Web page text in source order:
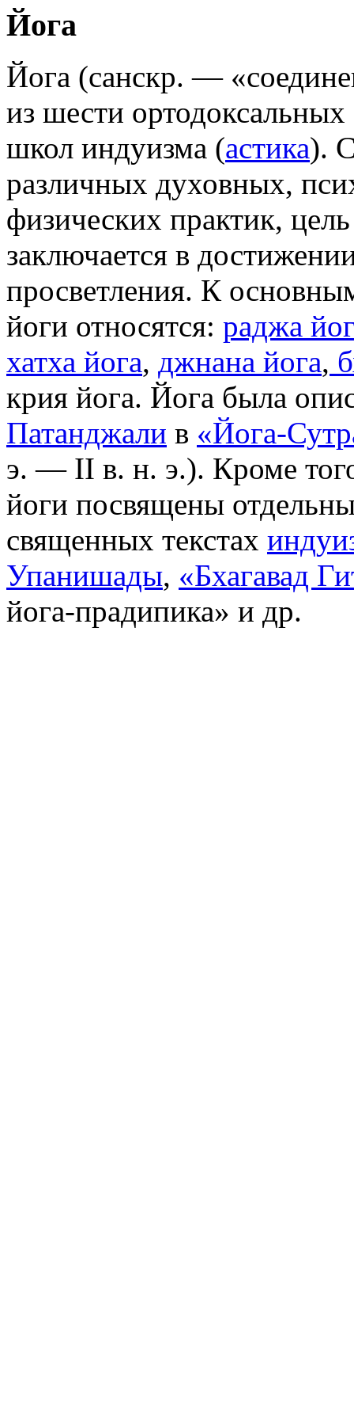
Йога
Йога (санскр. —
из шести
школ индуизма (астика).
различных духовных,
физических практик,
заключается в
просветления. К
йоги относятся: раджа
хатха йога, джнана йога,
крия йога. Йога была
Патанджали в «Йога-
э. — II в. н. э.). Кроме
йоги посвящены
священных текстах
Упанишады, «Бхагавад
йога-прадипика» и др.